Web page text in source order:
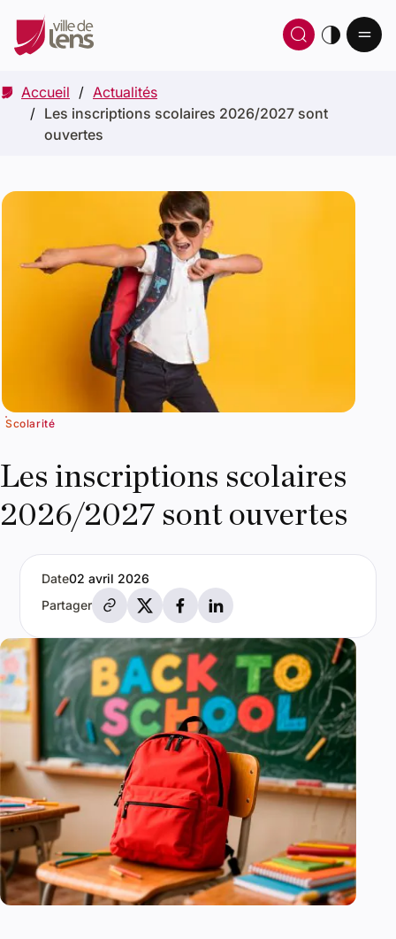
Ouvrir
Accueil
Actualités
Les inscriptions scolaires 2026/2027 sont
ouvertes
Les inscriptions scolaires
2026/2027 sont ouvertes
Scolarité
PartagerPartager par e-mail
Partager sur X
Partager sur Facebook
Partager sur LinkedIn
Date02 avril 2026